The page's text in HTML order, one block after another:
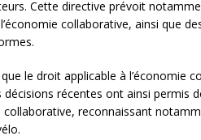
Cette directive prévoit
collaborative, ainsi que
le droit applicable à l’économie
décisions récentes ont ainsi permis
collaborative, reconnaissant